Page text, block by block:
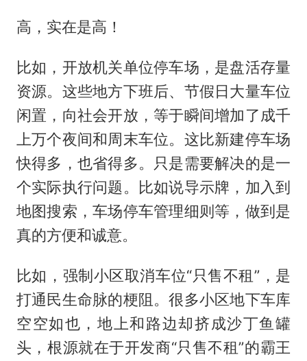
高，实在是高！
比如，开放机关单位停车场，是盘活存量
资源。这些地方下班后、节假日大量车位
闲置，向社会开放，等于瞬间增加了成千
上万个夜间和周末车位。这比新建停车场
快得多，也省得多。只是需要解决的是一
个实际执行问题。比如说导示牌，加入到
地图搜索，车场停车管理细则等，做到是
真的方便和诚意。
比如，强制小区取消车位“只售不租”，是
打通民生命脉的梗阻。很多小区地下车库
空空如也，地上和路边却挤成沙丁鱼罐
头，根源就在于开发商“只售不租”的霸王